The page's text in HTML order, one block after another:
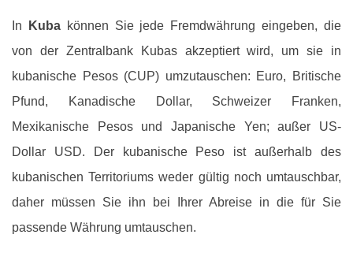
In Kuba können Sie jede Fremdwährung eingeben, die
von der Zentralbank Kubas akzeptiert wird, um sie in
kubanische Pesos (CUP) umzutauschen: Euro, Britische
Pfund, Kanadische Dollar, Schweizer Franken,
Mexikanische Pesos und Japanische Yen; außer US-
Dollar USD. Der kubanische Peso ist außerhalb des
kubanischen Territoriums weder gültig noch umtauschbar,
daher müssen Sie ihn bei Ihrer Abreise in die für Sie
passende Währung umtauschen.